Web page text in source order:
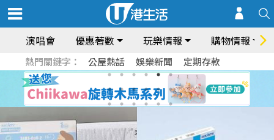
演唱會 優惠著數 玩樂情報 購物情報
熱門關鍵字： 公屋熱話 娛樂新聞 定期存款